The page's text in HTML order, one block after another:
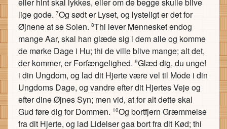
lige gode. 7Og sødt er Lyset, og lysteligt er det for
Øjnene at se Solen. 8Thi lever Mennesket endog
mange Aar, skal han glæde sig i dem alle og komme
de mørke Dage i Hu; thi de ville blive mange; alt det,
der kommer, er Forfængelighed. 9Glæd dig, du unge!
i din Ungdom, og lad dit Hjerte være vel til Mode i din
Ungdoms Dage, og vandre efter dit Hjertes Veje og
efter dine Øjnes Syn; men vid, at for alt dette skal
Gud føre dig for Dommen. 10Og bortfjern Græmmelse
fra dit Hjerte, og lad Lidelser gaa bort fra dit Kød; thi